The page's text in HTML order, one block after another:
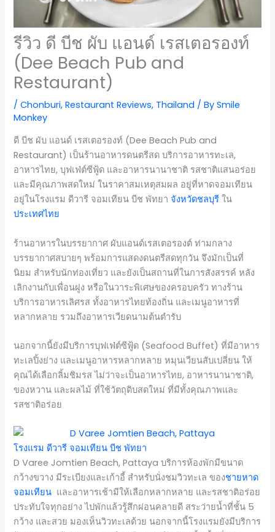
รีวิว ดี บีช ผับ แอนด์ เรสเตอรองท์
(Dee Beach Pub and
Restaurant)
/Chonburi,Restaurant Reviews, Thailand / BySmile
Monkey
ดี บีช ผับ แอนด์ เรสเตอรองท์ (Dee Beach Pub and
Restaurant) เป็นร้านอาหารดนตรีสด บริการอาหารทะเล,
อาหารไทย, บุฟเฟ่ต์ซีฟู้ด และอาหารนานาชาติ รสชาติแสนอร่อย
และมีคุณภาพสดใหม่ ในราคาสมเหตุสมผล อยู่ที่หาดจอมเทียน
อยู่ในโรงแรม ดีวารี จอมเทียน บีช พัทยา จังหวัดชลบุรี ใน
ประเทศไทย
ร้านอาหารในบรรยากาศ ผับแอนด์เรสเตอรองต์ ท่ามกลาง
บรรยากาศสบายๆ พร้อมการแสดงดนตรีสดทุกวัน จึงมักเป็นที่
นิยม สำหรับนักท่องเที่ยว และยังเป็นสถานที่ในการสังสรรค์ หลัง
เลิกงานกับเพื่อนฝูง หรือในวาระพิเศษของครอบครัว ทางร้าน
บริการอาหารเลิศรส ทั้งอาหารไทยท้องถิ่น และเมนูอาหารที่
หลากหลาย รวมถึงอาหารเวียดนามต้นตำรับ
นอกจากนี้ยังมีบริการบุฟเฟ่ต์ซีฟู้ด (Seafood Buffet) ที่มีอาหาร
ทะเลปิ้งย่าง และเมนูอาหารหลากหลาย หมุนเวียนสับเปลี่ยน ให้
คุณได้เลือกลิ้มชิมรส ไม่ว่าจะเป็นอาหารไทย, อาหารนานาชาติ,
ของหวาน และผลไม้ ที่ใช้วัตถุดิบสดใหม่ ที่มีทั้งคุณภาพและ
รสชาติอร่อย
โรงแรม ดีวารี จอมเทียน บีช พัทยา
D Varee Jomtien Beach, Pattaya บริการห้องพักมีขนาด
กว้างขวาง มีระเบียงและเก้าอี้ สำหรับนั่งชมวิวทะเล ของชายหาด
จอมเทียน และอาหารเช้ามีให้เลือกหลากหลาย และรสชาติอร่อย
ประทับใจทุกอย่าง ไปพักแล้วรู้สึกผ่อนคลายดี สระว่ายน้ำที่ชั้น 5
กว้าง และสวย มองเห็นวิวทะเลด้วย นอกจากนี้โรงแรมยังมีบริการ